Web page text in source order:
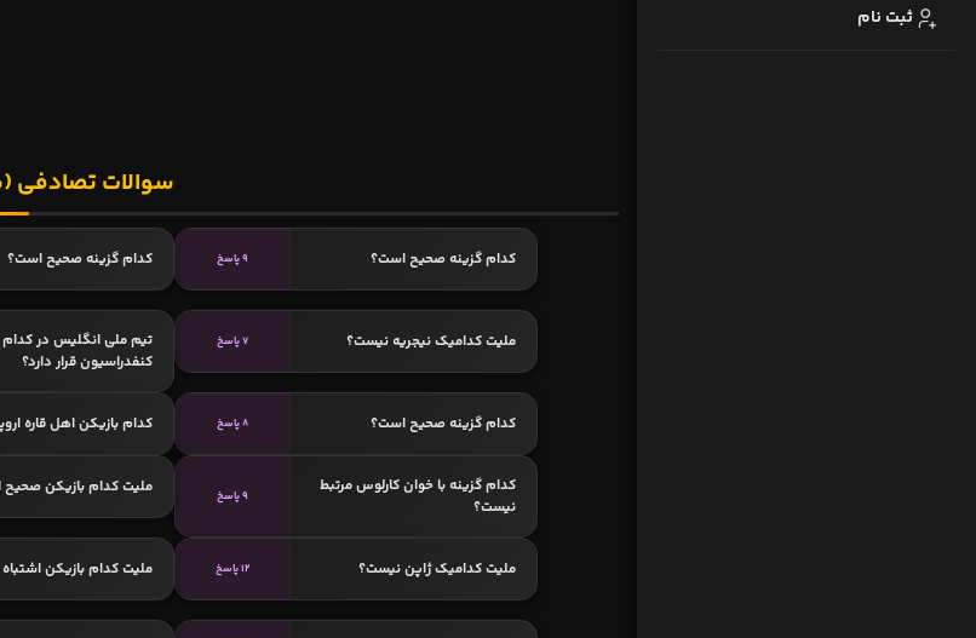
ثبت نام
سوالات تصادفی
کدام گزینه صحیح است؟ 9 پاسخ کدام گزینه صحیح است؟
ملیت کدامیک نیجریه نیست؟ 7 پاسخ
تیم ملی انگلیس در کدام
کنفدراسیون قرار دارد؟
کدام گزینه صحیح است؟ 8 پاسخ کدام بازیکن اهل قاره
کدام گزینه با خوان کارلوس مرتبط
نیست؟
9 پاسخ ملیت کدام بازیکن
ملیت کدامیک ژاپن نیست؟ 12 پاسخ ملیت کدام بازیکن